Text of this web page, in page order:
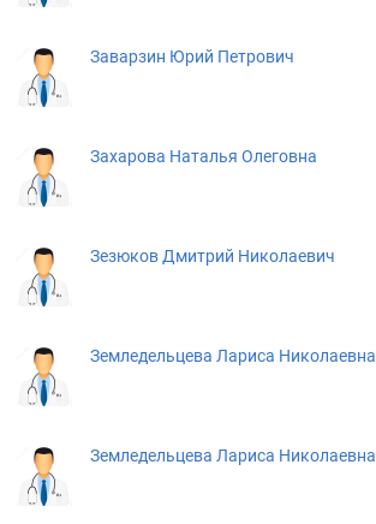
Заварзин Юрий Петрович
Захарова Наталья Олеговна
Зезюков Дмитрий Николаевич
Земледельцева Лариса Николаевна
Земледельцева Лариса Николаевна